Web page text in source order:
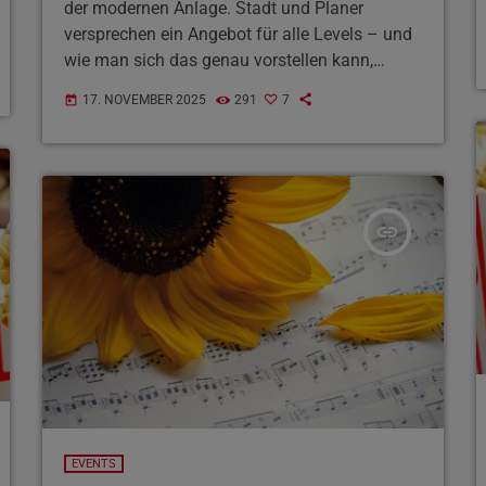
der modernen Anlage. Stadt und Planer
versprechen ein Angebot für alle Levels – und
wie man sich das genau vorstellen kann,
today 17. NOVEMBER 2025 291 7
insert_link
EVENTS